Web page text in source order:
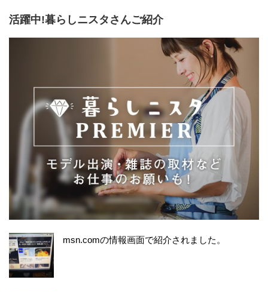
活躍中!暮らしニスタさんご紹介
msn.comの情報画面で紹介されました。